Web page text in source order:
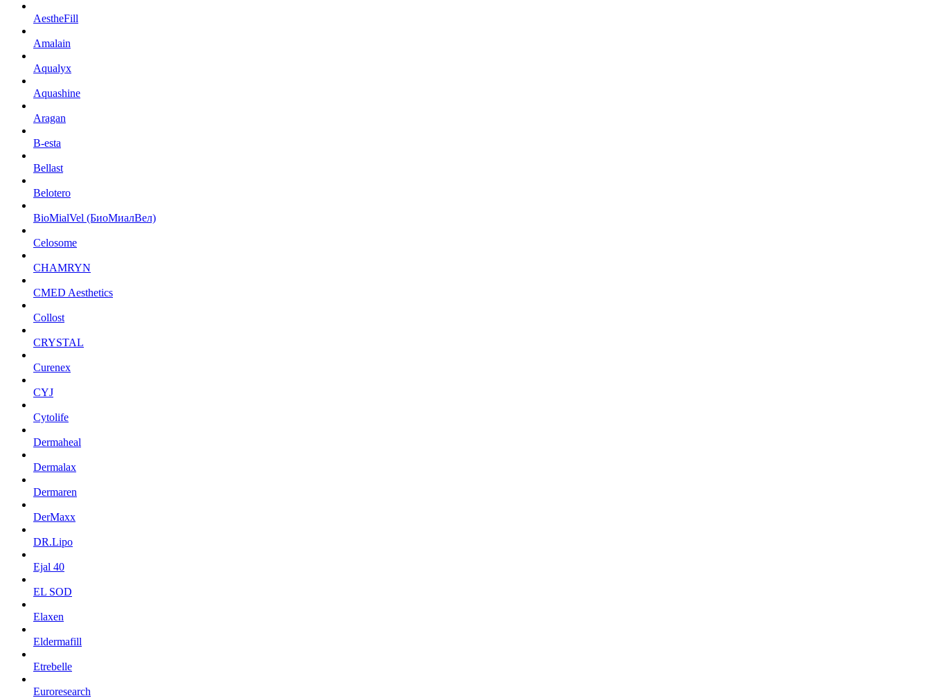
AestheFill
Amalain
Aqualyx
Aquashine
Aragan
B-esta
Bellast
Belotero
BioMialVel (БиоМиалВел)
Celosome
CHAMRYN
CMED Aesthetics
Collost
CRYSTAL
Curenex
CYJ
Cytolife
Dermaheal
Dermalax
Dermaren
DerMaxx
DR.Lipo
Ejal 40
EL SOD
Elaxen
Eldermafill
Etrebelle
Euroresearch